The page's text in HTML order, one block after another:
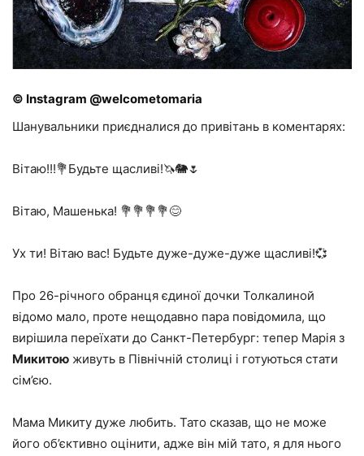
© Instagram @welcometomaria
Шанувальники приєдналися до привітань в коментарях:
Вітаю!!!💐Будьте щасливі!🦄🐘🌷
Вітаю, Машенька! 💐💐💐💐😊
Ух ти! Вітаю вас! Будьте дуже-дуже-дуже щасливі!💞
Про 26-річного обранця єдиної дочки Толкалиной
відомо мало, проте нещодавно пара повідомила, що
вирішила переїхати до Санкт-Петербург: тепер Марія з
Микитою живуть в Північній столиці і готуються стати
сім’єю.
Мама Микиту дуже любить. Тато сказав, що не може
його об’єктивно оцінити, адже він мій тато, я для нього